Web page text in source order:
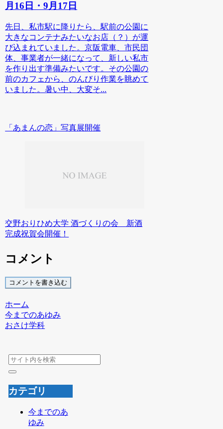
月16日・9月17日
先日、私市駅に降りたら、駅前の公園に
大きなコンテナみたいなお店（？）が運
び込まれていました。京阪電車、市民団
体、事業者が一緒になって、新しい私市
を作り出す準備みたいです。その公園の
前のカフェから、のんびり作業を眺めて
いました。暑い中、大変そ...
「あまんの恋」写真展開催
交野おりひめ大学 酒づくりの会 新酒
完成祝賀会開催！
コメント
コメントを書き込む
ホーム
今までのあゆみ
おさけ学科
カテゴリ
今までのあ
ゆみ